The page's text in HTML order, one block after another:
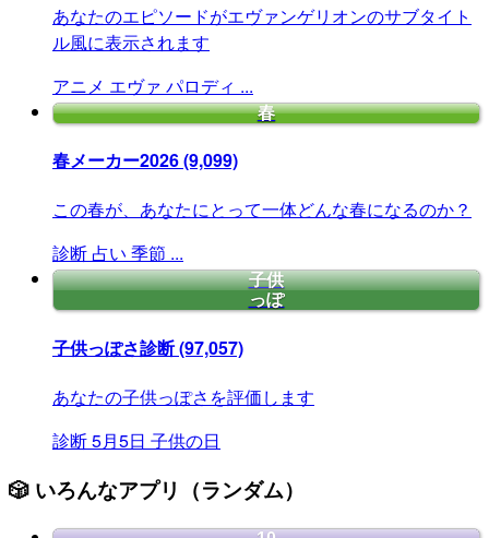
あなたのエピソードがエヴァンゲリオンのサブタイト
ル風に表示されます
アニメ エヴァ パロディ ...
春
春メーカー2026(9,099)
この春が、あなたにとって一体どんな春になるのか？
診断 占い 季節 ...
子供
っぽ
子供っぽさ診断(97,057)
あなたの子供っぽさを評価します
診断5月5日 子供の日
🎲 いろんなアプリ（ランダム）